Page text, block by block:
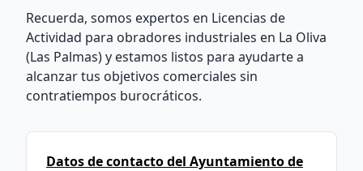
Recuerda, somos expertos en Licencias de
Actividad para obradores industriales en La Oliva
(Las Palmas) y estamos listos para ayudarte a
alcanzar tus objetivos comerciales sin
contratiempos burocráticos.
Datos de contacto del Ayuntamiento de